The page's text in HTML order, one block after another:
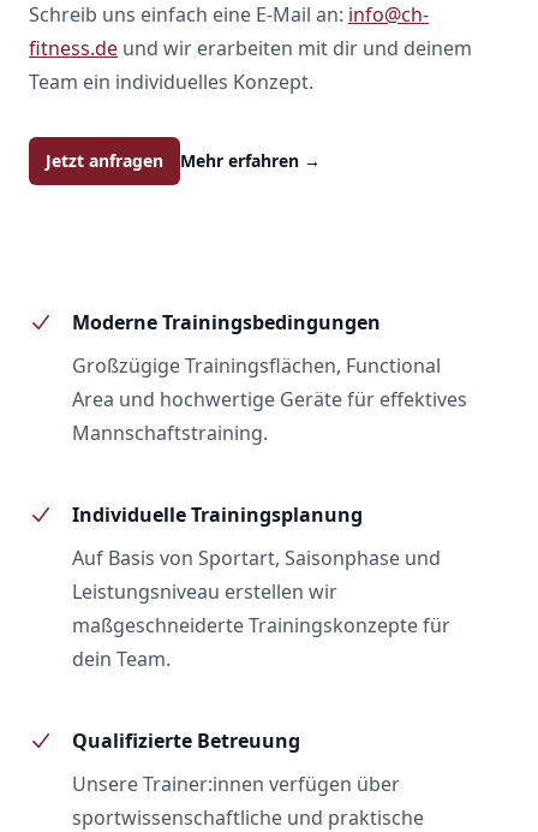
Schreib uns einfach eine E-Mail an: info@ch-
fitness.de und wir erarbeiten mit dir und deinem
Team ein individuelles Konzept.
Jetzt anfragen Mehr erfahren →
Moderne Trainingsbedingungen
Großzügige Trainingsflächen, Functional
Area und hochwertige Geräte für effektives
Mannschaftstraining.
Individuelle Trainingsplanung
Auf Basis von Sportart, Saisonphase und
Leistungsniveau erstellen wir
maßgeschneiderte Trainingskonzepte für
dein Team.
Qualifizierte Betreuung
Unsere Trainer:innen verfügen über
sportwissenschaftliche und praktische